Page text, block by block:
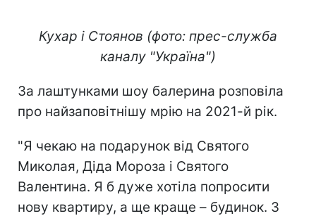
Кухар і Стоянов (фото: прес-служба
каналу "Україна")
За лаштунками шоу балерина розповіла
про найзаповітнішу мрію на 2021-й рік.
"Я чекаю на подарунок від Святого
Миколая, Діда Мороза і Святого
Валентина. Я б дуже хотіла попросити
нову квартиру, а ще краще – будинок. З